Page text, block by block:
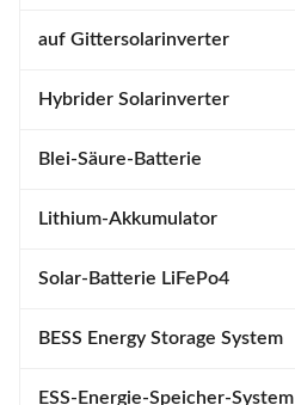
auf Gittersolarinverter
Hybrider Solarinverter
Blei-Säure-Batterie
Lithium-Akkumulator
Solar-Batterie LiFePo4
BESS Energy Storage System
ESS-Energie-Speicher-System